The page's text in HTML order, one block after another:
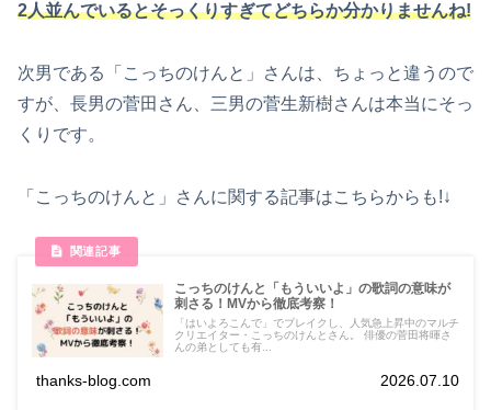
2人並んでいるとそっくりすぎてどちらか分かりませんね!
次男である「こっちのけんと」さんは、ちょっと違うので
すが、長男の菅田さん、三男の菅生新樹さんは本当にそっ
くりです。
「こっちのけんと」さんに関する記事はこちらからも!↓
こっちのけんと「もういいよ」の歌詞の意味が
刺さる！MVから徹底考察！
「はいよろこんで」でブレイクし、人気急上昇中のマルチ
クリエイター・こっちのけんとさん。 俳優の菅田将暉さ
んの弟としても有...
thanks-blog.com 2026.07.10